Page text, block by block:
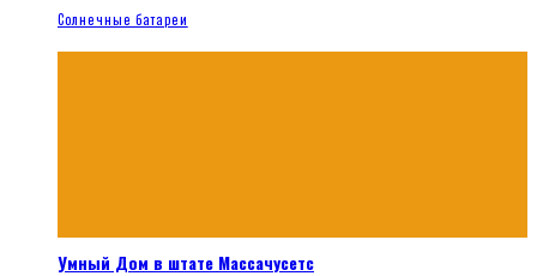
Солнечные батареи
Умный Дом в штате Массачусетс